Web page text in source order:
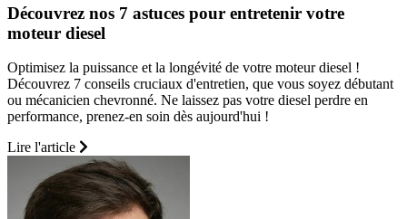
Découvrez nos 7 astuces pour entretenir votre
moteur diesel
Optimisez la puissance et la longévité de votre moteur diesel !
Découvrez 7 conseils cruciaux d'entretien, que vous soyez débutant
ou mécanicien chevronné. Ne laissez pas votre diesel perdre en
performance, prenez-en soin dès aujourd'hui !
Lire l'article